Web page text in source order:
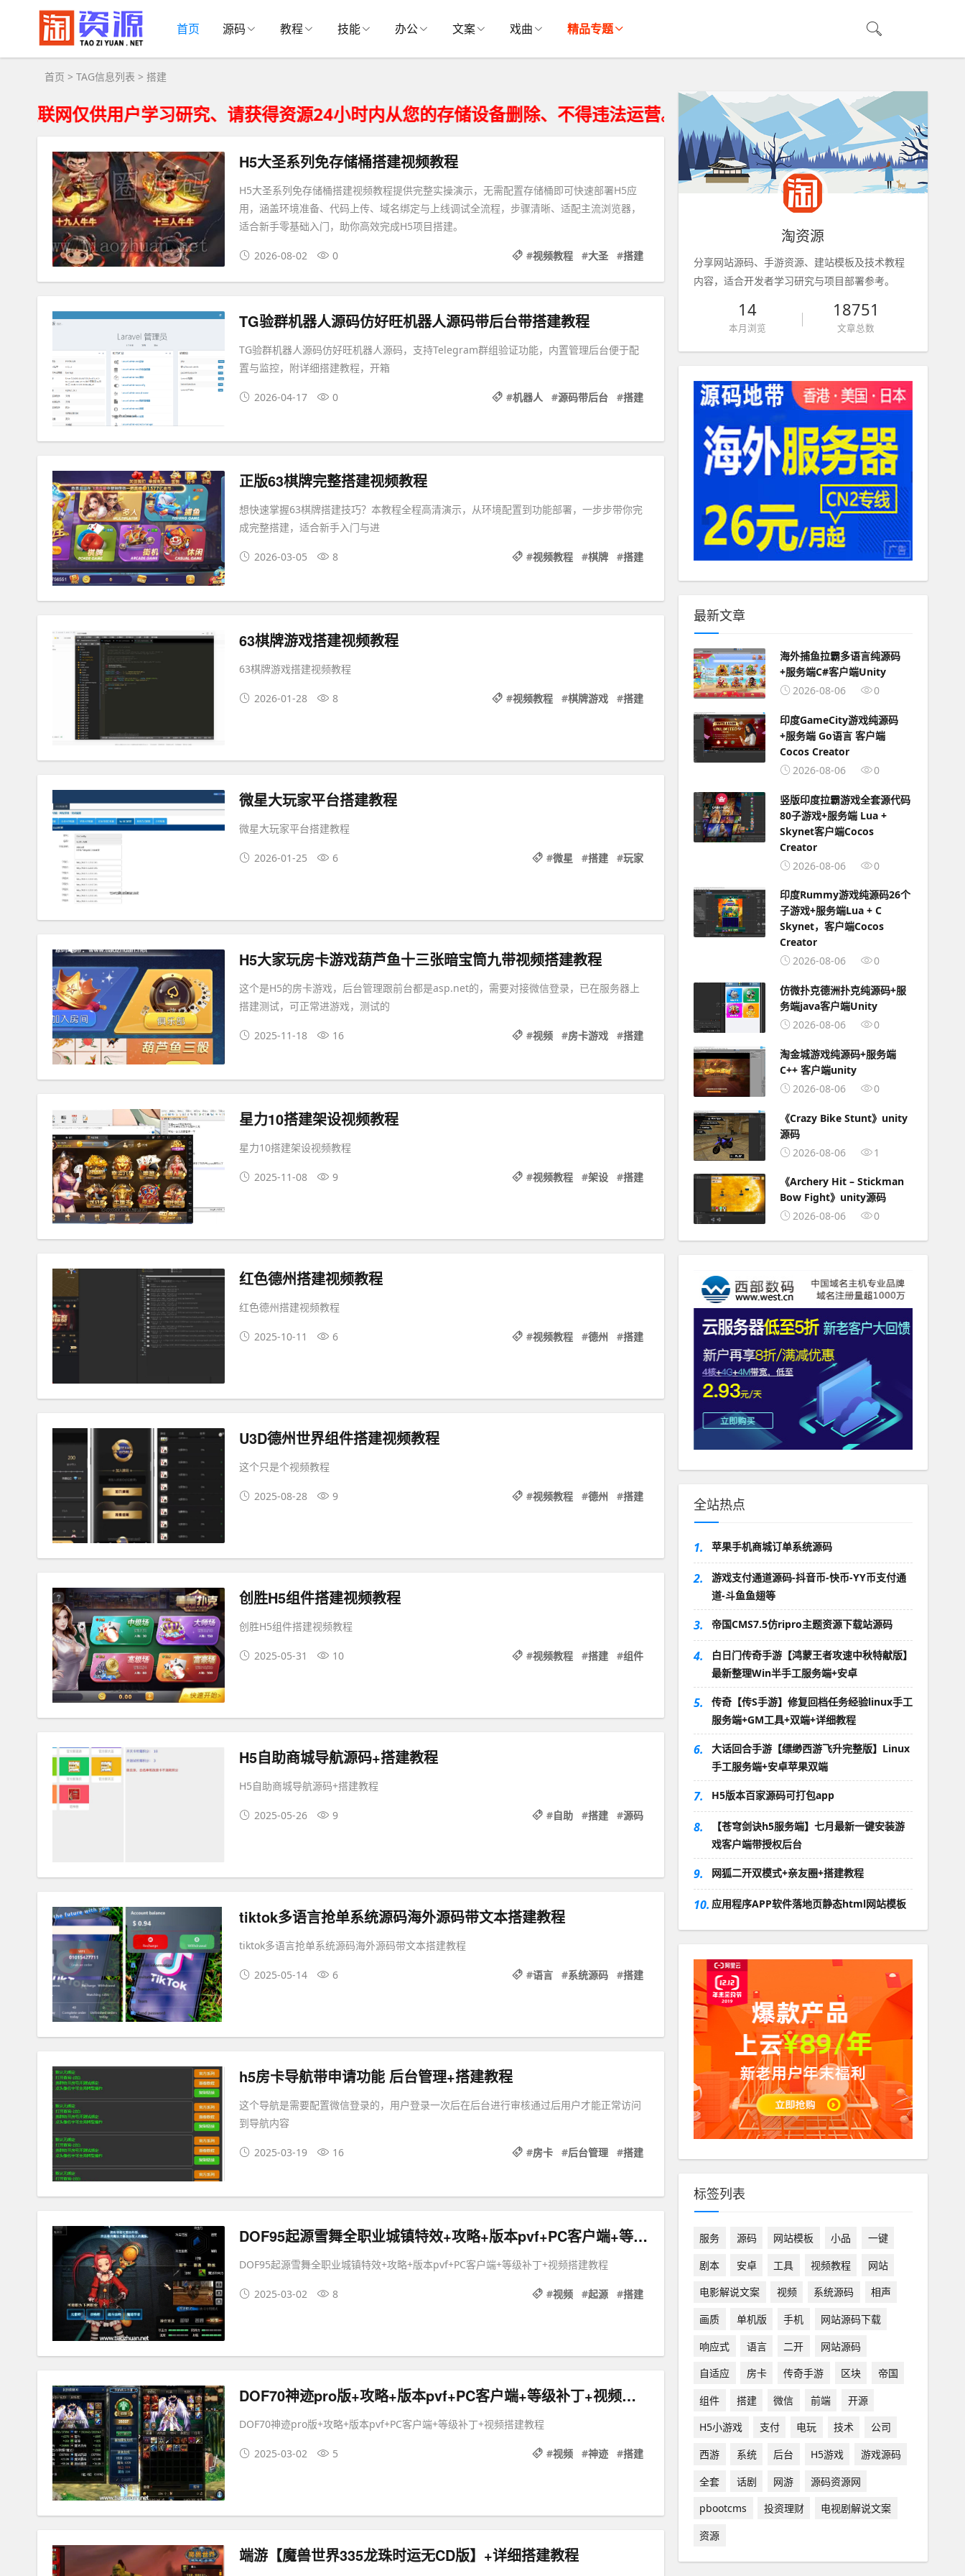
首页 源码 教程 技能 办公 文案 戏曲 精品专题
首页 > TAG信息列表 > 搭建
供用户学习研究、请获得资源24小时内从您的存储设备删除、不得违法运营。
H5大圣系列免存储桶搭建视频教程
H5大圣系列免存储桶搭建视频教程提供完整实操演示，无需配置存储桶即可快速部署H5应
用，涵盖环境准备、代码上传、域名绑定与上线调试全流程，步骤清晰、适配主流浏览器，
适合新手零基础入门，助你高效完成H5项目搭建。
2026-08-02 0 #视频教程 #大圣 #搭建
TG验群机器人源码仿好旺机器人源码带后台带搭建教程
TG验群机器人源码仿好旺机器人源码，支持Telegram群组验证功能，内置管理后台便于配
置与监控，附详细搭建教程，开箱
2026-04-17 0 #机器人 #源码带后台 #搭建
正版63棋牌完整搭建视频教程
想快速掌握63棋牌搭建技巧？本教程全程高清演示，从环境配置到功能部署，一步步带你完
成完整搭建，适合新手入门与进
2026-03-05 8 #视频教程 #棋牌 #搭建
63棋牌游戏搭建视频教程
63棋牌游戏搭建视频教程
2026-01-28 8 #视频教程 #棋牌游戏 #搭建
微星大玩家平台搭建教程
微星大玩家平台搭建教程
2026-01-25 6 #微星 #搭建 #玩家
H5大家玩房卡游戏葫芦鱼十三张暗宝筒九带视频搭建教程
这个是H5的房卡游戏，后台管理跟前台都是asp.net的，需要对接微信登录，已在服务器上
搭建测试，可正常进游戏，测试的
2025-11-18 16 #视频 #房卡游戏 #搭建
星力10搭建架设视频教程
星力10搭建架设视频教程
2025-11-08 9 #视频教程 #架设 #搭建
红色德州搭建视频教程
红色德州搭建视频教程
2025-10-11 6 #视频教程 #德州 #搭建
U3D德州世界组件搭建视频教程
这个只是个视频教程
2025-08-28 9 #视频教程 #德州 #搭建
创胜H5组件搭建视频教程
创胜H5组件搭建视频教程
2025-05-31 10 #视频教程 #搭建 #组件
H5自助商城导航源码+搭建教程
H5自助商城导航源码+搭建教程
2025-05-26 9 #自助 #搭建 #源码
tiktok多语言抢单系统源码海外源码带文本搭建教程
tiktok多语言抢单系统源码海外源码带文本搭建教程
2025-05-14 6 #语言 #系统源码 #搭建
h5房卡导航带申请功能 后台管理+搭建教程
这个导航是需要配置微信登录的，用户登录一次后在后台进行审核通过后用户才能正常访问
到导航内容
2025-03-19 16 #房卡 #后台管理 #搭建
DOF95起源雪舞全职业城镇特效+攻略+版本pvf+PC客户端+等级补丁+视频搭建教程
DOF95起源雪舞全职业城镇特效+攻略+版本pvf+PC客户端+等级补丁+视频搭建教程
2025-03-02 8 #视频 #起源 #搭建
DOF70神迹pro版+攻略+版本pvf+PC客户端+等级补丁+视频搭建教程
DOF70神迹pro版+攻略+版本pvf+PC客户端+等级补丁+视频搭建教程
2025-03-02 5 #视频 #神迹 #搭建
端游【魔兽世界335龙珠时运无CD版】+详细搭建教程
淘资源
分享网站源码、手游资源、建站模板及技术教程
内容，适合开发者学习研究与项目部署参考。
14
本月浏览
18751
文章总数
最新文章
海外捕鱼拉霸多语言纯源码
+服务端C#客户端Unity
2026-08-06
0
印度GameCity游戏纯源码
+服务端 Go语言 客户端
Cocos Creator
2026-08-06
0
竖版印度拉霸游戏全套源代码
80子游戏+服务端 Lua +
Skynet客户端Cocos
Creator
2026-08-06
0
印度Rummy游戏纯源码26个
子游戏+服务端Lua + C
Skynet，客户端Cocos
Creator
2026-08-06
0
仿微扑克德洲扑克纯源码+服
务端java客户端Unity
2026-08-06
0
淘金城游戏纯源码+服务端
C++ 客户端unity
2026-08-06
0
《Crazy Bike Stunt》unity
源码
2026-08-06
1
《Archery Hit – Stickman
Bow Fight》unity源码
2026-08-06
0
全站热点
1. 苹果手机商城订单系统源码
2.
游戏支付通道源码-抖音币-快币-YY币支付通
道-斗鱼鱼翅等
3. 帝国CMS7.5仿ripro主题资源下载站源码
4.
白日门传奇手游【鸿蒙王者攻速中秋特献版】
最新整理Win半手工服务端+安卓
5.
传奇【传S手游】修复回档任务经验linux手工
服务端+GM工具+双端+详细教程
6.
大话回合手游【缥缈西游飞升完整版】Linux
手工服务端+安卓苹果双端
7. H5版本百家源码可打包app
8.
【苍穹剑诀h5服务端】七月最新一键安装游
戏客户端带授权后台
9. 网狐二开双模式+亲友圈+搭建教程
10. 应用程序APP软件落地页静态html网站模板
标签列表
服务 源码 网站模板 小品
一键
剧本
安卓 工具 视频教程
网站
电影解说文案
视频 系统源码
相声
画质
单机版 手机
网站源码下载
响应式
语言 二开
网站源码
自适应
房卡 传奇手游 区块
帝国
组件
搭建 微信 前端
开源
H5小游戏
支付 电玩 技术
公司
西游
系统 后台 H5游戏
游戏源码
全套
话剧 网游
源码资源网
pbootcms
投资理财
电视剧解说文案
资源